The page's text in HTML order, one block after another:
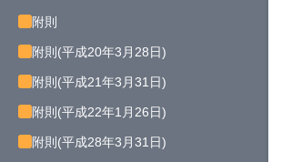
附則
附則(平成20年3月28日)
附則(平成21年3月31日)
附則(平成22年1月26日)
附則(平成28年3月31日)